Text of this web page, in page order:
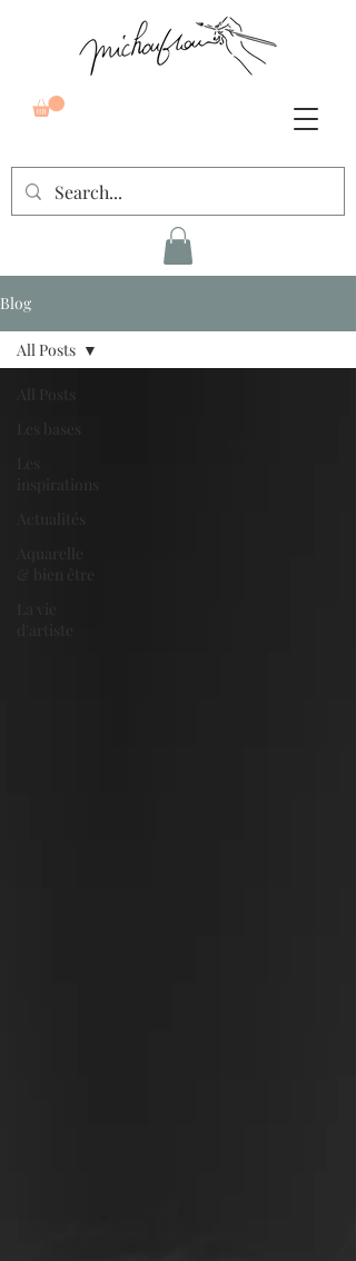
Blog
All Posts
Les bases
inspirations
Actualités
Aquarelle
& bien être
d'artiste
All Posts